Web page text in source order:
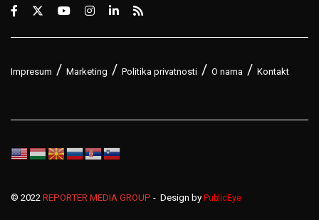
Impresum Marketing Politika privatnosti O nama Kontakt
© 2022 REPORTER MEDIA GROUP - Design by PublicEye